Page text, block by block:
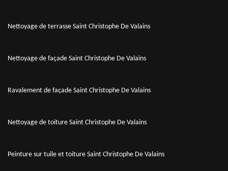
Nettoyage de terrasse Saint Christophe De Valains
Nettoyage de façade Saint Christophe De Valains
Ravalement de façade Saint Christophe De Valains
Nettoyage de toiture Saint Christophe De Valains
Peinture sur tuile et toiture Saint Christophe De Valains